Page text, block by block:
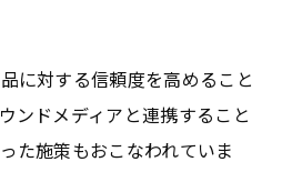
に対する信頼度を高めること
ンドメディアと連携すること
た施策もおこなわれていま